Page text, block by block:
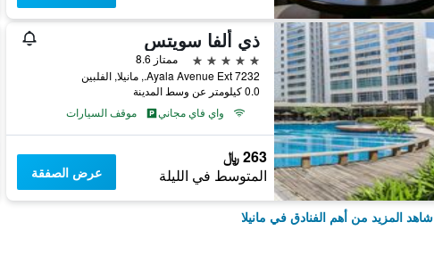
ذي ألفا سويتس
5 نجوم
ممتاز 8.6
7232 Ayala Avenue Ext., مانيلا, الفلبين
0.0 كيلومتر عن وسط المدينة
واي فاي مجاني
موقف السيارات
263 ﷼
المتوسط في الليلة عرض الصفقة
شاهد المزيد من أهم الفنادق في مانيلا